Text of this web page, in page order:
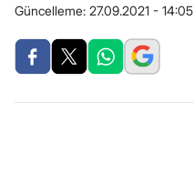
Güncelleme: 27.09.2021 - 14:05